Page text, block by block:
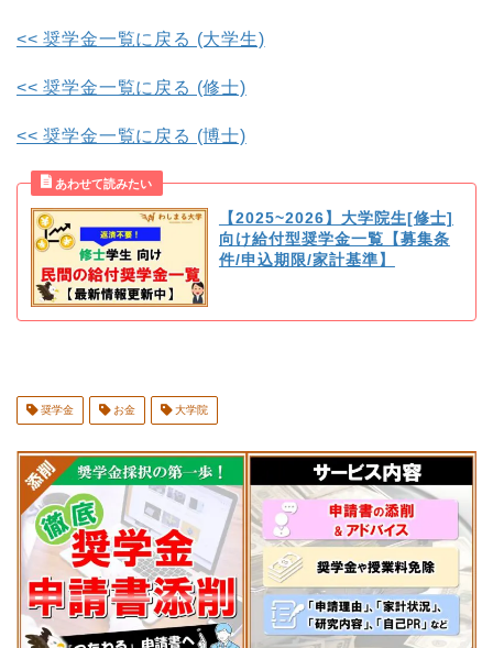
<< 奨学金一覧に戻る (大学生)
<< 奨学金一覧に戻る (修士)
<< 奨学金一覧に戻る (博士)
【2025~2026】大学院生[修士]
向け給付型奨学金一覧【募集条
件/申込期限/家計基準】
奨学金 お金 大学院